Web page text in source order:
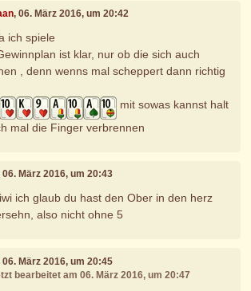
, 06. März 2016, um 20:42
ich spiele
ist klar, nur ob die sich auch
, denn wenns mal scheppert dann richtig
mit sowas kannst halt
mal die Finger verbrennen
06. März 2016, um 20:43
ich glaub du hast den Ober in den herz
also nicht ohne 5
06. März 2016, um 20:45
bearbeitet am 06. März 2016, um 20:47